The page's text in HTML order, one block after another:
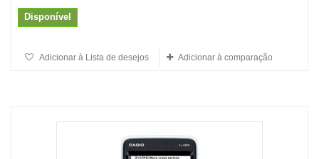
Disponível
Adicionar à Lista de desejos Adicionar à comparação